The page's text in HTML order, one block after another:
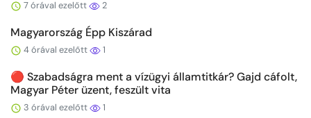
7 órával ezelőtt 2
Magyarország Épp Kiszárad
4 órával ezelőtt 1
🔴 Szabadságra ment a vízügyi államtitkár? Gajd cáfolt,
Magyar Péter üzent, feszült vita
3 órával ezelőtt 1